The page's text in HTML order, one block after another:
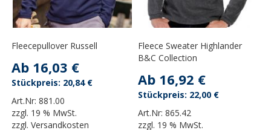
Fleecepullover Russell
Ab 16,03 €
Art.Nr:881.00
zzgl. 19 % MwSt.
zzgl.Versandkosten
20,84 €
Fleece Sweater Highlander
B&C Collection
Ab 16,92 €
Art.Nr:865.42
zzgl. 19 % MwSt.
22,00 €